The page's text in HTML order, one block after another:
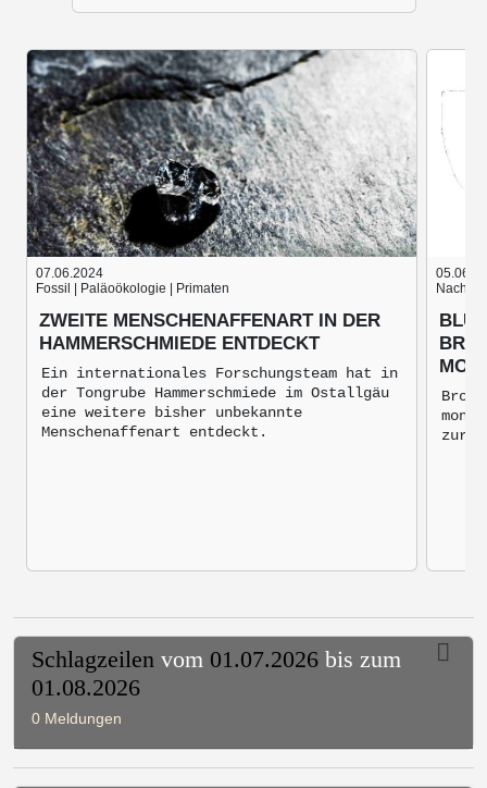
07.06.2024
Fossil | Paläoökologie | Primaten
ZWEITE MENSCHENAFFENART IN DER
HAMMERSCHMIEDE ENTDECKT
Ein internationales Forschungsteam hat in
der Tongrube Hammerschmiede im Ostallgäu
eine weitere bisher unbekannte
Menschenaffenart entdeckt.
Nach
zur
Schlagzeilen vom 01.07.2026 bis zum
01.08.2026
0 Meldungen